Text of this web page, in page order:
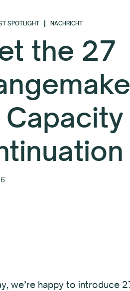
SPOTLIGHT NACHRICHT
the 27
we’re happy to introduce